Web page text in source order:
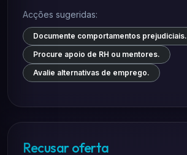
Acções sugeridas:
Documente comportamentos prejudiciais.
Procure apoio de RH ou mentores.
Avalie alternativas de emprego.
Recusar oferta